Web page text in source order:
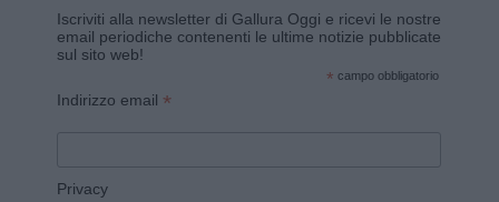
Iscriviti alla newsletter di Gallura Oggi e ricevi le nostre
email periodiche contenenti le ultime notizie pubblicate
sul sito web!
* campo obbligatorio
Indirizzo email *
Privacy